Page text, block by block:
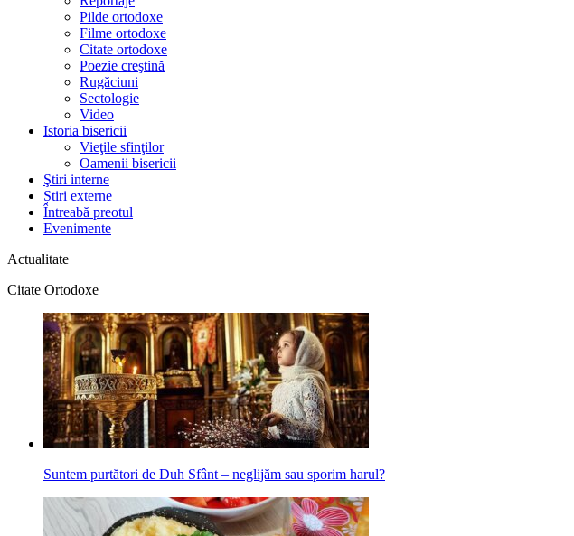
Pilde ortodoxe
Filme ortodoxe
Citate ortodoxe
Poezie creştină
Rugăciuni
Sectologie
Video
Istoria bisericii
Vieţile sfinţilor
Oamenii bisericii
Ştiri interne
Știri externe
Întreabă preotul
Evenimente
Actualitate
Citate Ortodoxe
Suntem purtători de Duh Sfânt – neglijăm sau sporim harul?